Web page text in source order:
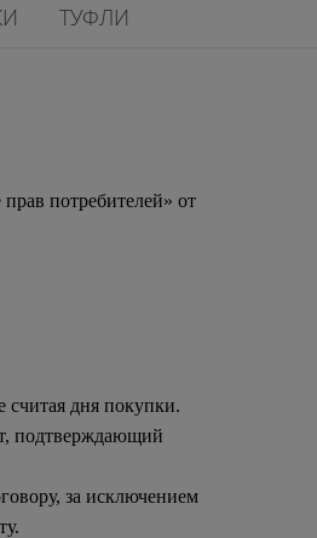
ТУФЛИ
потребителей» от
считая дня покупки.
подтверждающий
за исключением